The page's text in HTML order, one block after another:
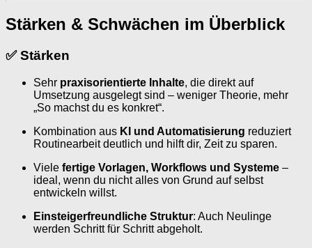
Stärken & Schwächen im Überblick
✅Stärken
Sehr praxisorientierte Inhalte, die direkt auf
Umsetzung ausgelegt sind – weniger Theorie, mehr
„So machst du es konkret“.
Kombination aus KI und Automatisierung reduziert
Routinearbeit deutlich und hilft dir, Zeit zu sparen.
Viele fertige Vorlagen, Workflows und Systeme –
ideal, wenn du nicht alles von Grund auf selbst
entwickeln willst.
Einsteigerfreundliche Struktur: Auch Neulinge
werden Schritt für Schritt abgeholt.